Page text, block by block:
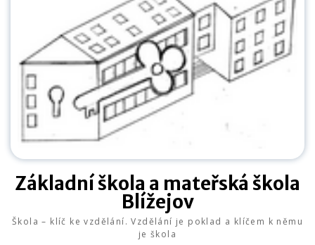
Základní škola a mateřská škola
Blížejov
Škola – klíč ke vzdělání. Vzdělání je poklad a klíčem k němu
je škola